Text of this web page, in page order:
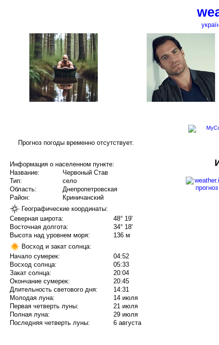
Прогноз погоды временно отсутствует.
Информация о населенном пункте:
Название:
Червоный Став
Тип:
село
Область:
Днепропетровская
Район:
Криничанский
Географические координаты:
Северная широта:
48° 19'
Восточная долгота:
34° 18'
Высота над уровнем моря:
136 м
Восход и закат солнца:
Начало сумерек:
04:52
Восход солнца:
05:33
Закат солнца:
20:04
Окончание сумерек:
20:45
Длительность светового дня:
14:31
Молодая луна:
14 июля
Первая четверть луны:
21 июля
Полная луна:
29 июля
Последняя четверть луны:
6 августа